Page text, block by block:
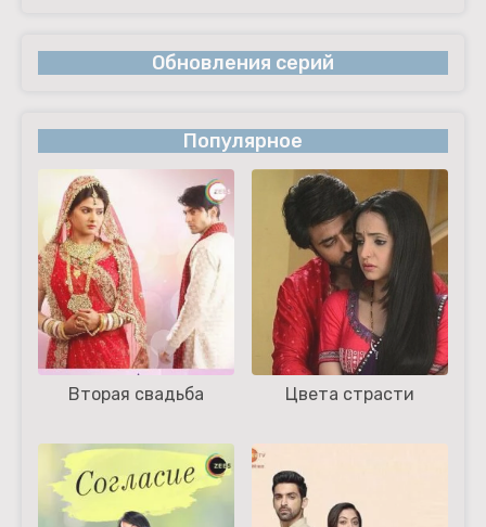
Обновления серий
Популярное
Вторая свадьба Цвета страсти